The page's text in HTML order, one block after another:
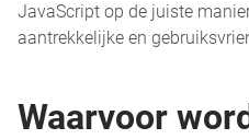
JavaScript op de juiste
aantrekkelijke en
Waarvoor